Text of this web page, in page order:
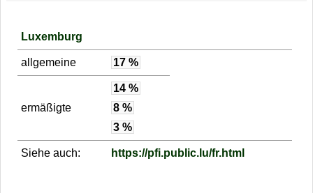
Luxemburg
allgemeine 17 %
ermäßigte
14 %
8 %
3 %
Siehe auch: https://pfi.public.lu/fr.html